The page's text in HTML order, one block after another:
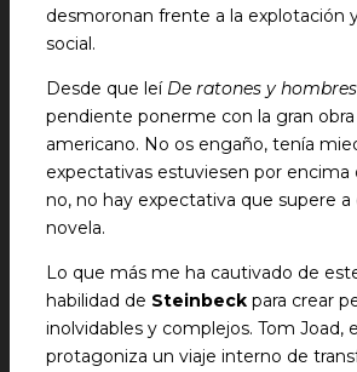
desmoronan frente a la explotación
social.
Desde que leí De ratones y hombres
pendiente ponerme con la gran
americano. No os engaño, tenía
expectativas estuviesen por encima
no, no hay expectativa que supere
novela.
Lo que más me ha cautivado de
habilidad de Steinbeck para crear
inolvidables y complejos. Tom Joad,
protagoniza un viaje interno de